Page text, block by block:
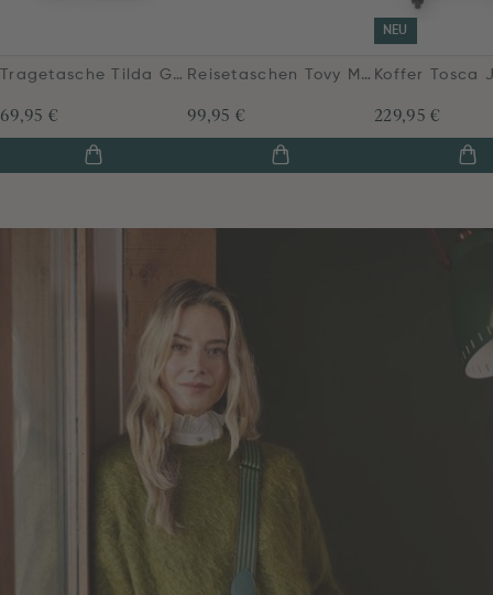
Tragetasche Tilda Groß Jabali Grün
69,95 €
Reisetaschen Tovy Mittelgroß Jabali Grün
99,95 €
NEU
229,95 €